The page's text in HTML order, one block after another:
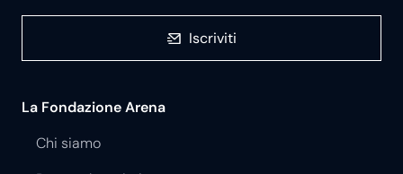
Iscriviti
La Fondazione Arena
Chi siamo